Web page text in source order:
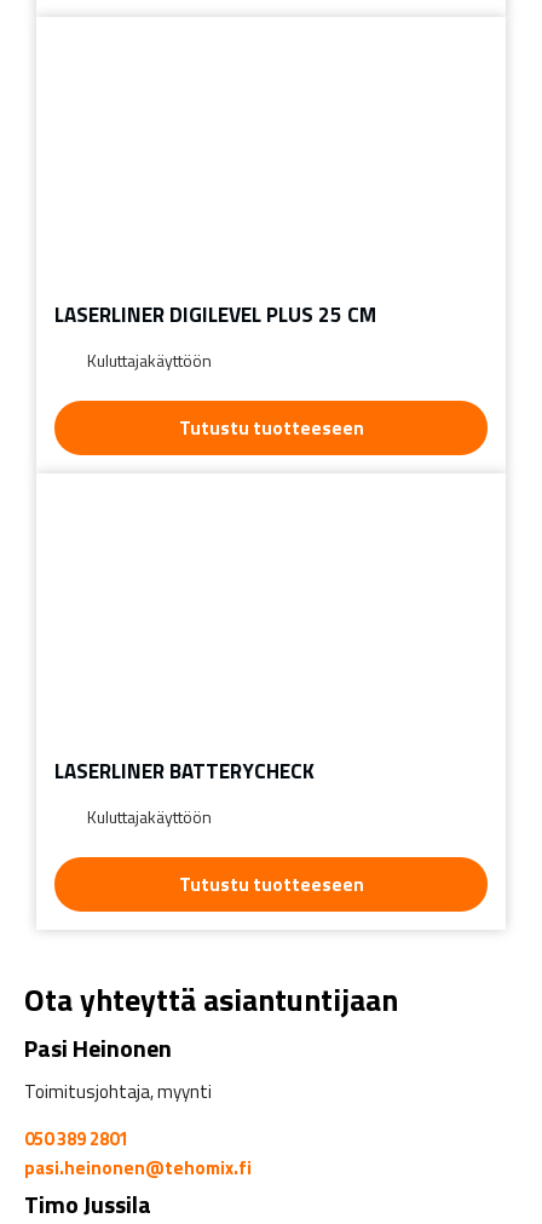
LASERLINER DIGILEVEL PLUS 25 CM
Kuluttajakäyttöön
Tutustu tuotteeseen
LASERLINER BATTERYCHECK
Kuluttajakäyttöön
Tutustu tuotteeseen
Ota yhteyttä asiantuntijaan
Pasi Heinonen
Toimitusjohtaja, myynti
050 389 2801
pasi.heinonen@tehomix.fi
Timo Jussila